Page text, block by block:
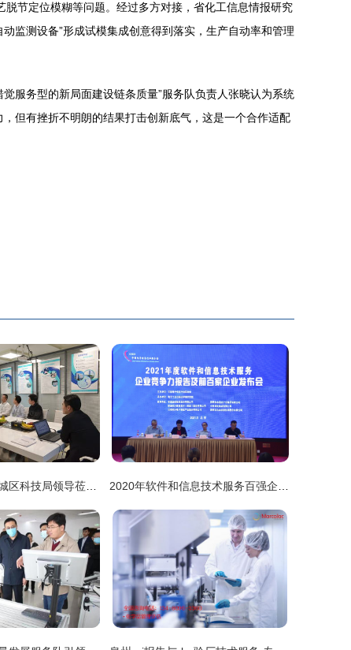
节定位模糊等问题。经过多方对接，省化工信息情报研究
监测设备”形成试模集成创意得到落实，生产自动率和管理
服务型的新局面建设链条质量”服务队负责人张晓认为系统
但有挫折不明朗的结果打击创新底气，这是一个合作适配